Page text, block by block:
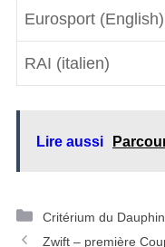
Eurosport (English)
RAI (italien)
Lire aussi
C
a
Critérium du
N
Zwift – première